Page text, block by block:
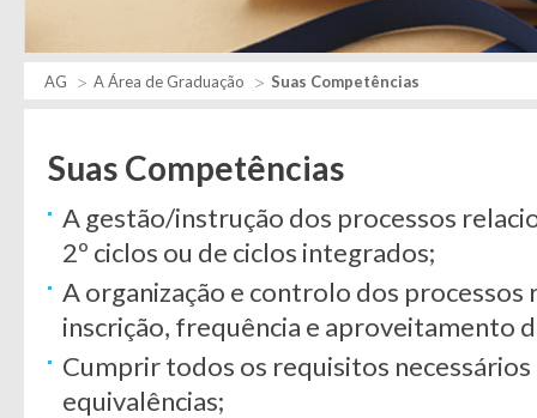
AG A Área de Graduação Suas Competências
Suas Competências
A gestão/instrução dos processos
2º ciclos ou de ciclos integrados;
A organização e controlo dos
inscrição, frequência e aproveitamento
Cumprir todos os requisitos
equivalências;